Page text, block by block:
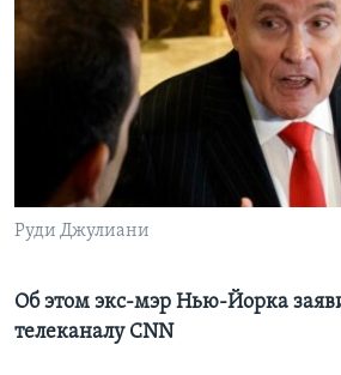
Learning English
СОЦИАЛЬНЫЕ СЕТИ
Языки
Руди Джулиани
Об этом экс-мэр Нью-Йорка
телеканалу CNN